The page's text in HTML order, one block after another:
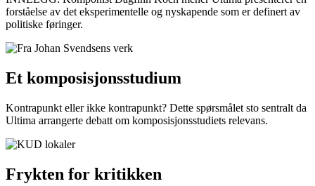
forståelse av det eksperimentelle og nyskapende som er definert av
politiske føringer.
Et komposisjonsstudium
Kontrapunkt eller ikke kontrapunkt? Dette spørsmålet sto sentralt da
Ultima arrangerte debatt om komposisjonsstudiets relevans.
Frykten for kritikken